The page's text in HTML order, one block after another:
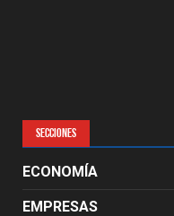
SECCIONES
ECONOMÍA
EMPRESAS